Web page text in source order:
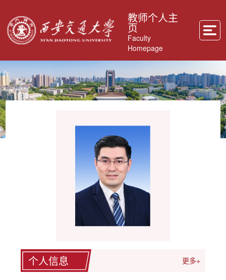
教师个人主
页
Faculty
Homepage
个人信息 更多+